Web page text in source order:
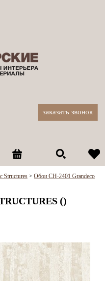
заказать звонок
Structures > Обои CH-2401 Grandeco
()